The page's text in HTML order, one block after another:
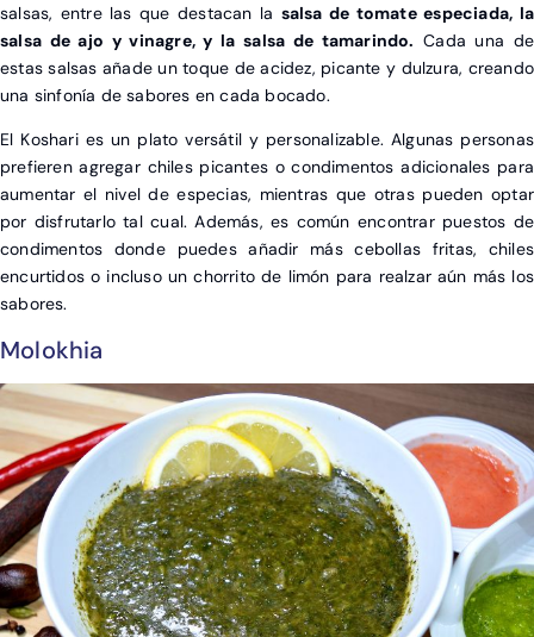
salsas, entre las que destacan la salsa de tomate especiada, la
salsa de ajo y vinagre, y la salsa de tamarindo. Cada una de
estas salsas añade un toque de acidez, picante y dulzura, creando
una sinfonía de sabores en cada bocado.
El Koshari es un plato versátil y personalizable. Algunas personas
prefieren agregar chiles picantes o condimentos adicionales para
aumentar el nivel de especias, mientras que otras pueden optar
por disfrutarlo tal cual. Además, es común encontrar puestos de
condimentos donde puedes añadir más cebollas fritas, chiles
encurtidos o incluso un chorrito de limón para realzar aún más los
sabores.
Molokhia